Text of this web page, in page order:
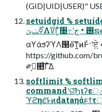
(GID|UID|USER)"
setuidgid %
αϒάϧʔϓΛ൓ө͠ͳ͍ͷͰͨ·ʹਏ͍
https://github.com/
༗ࢤ͕௚ͨ͠Γͯ͠Δ
softlimit %
commandʹରͯ͠Ϧιʔε੍ݶΛ͔͚ΒΕΔ •